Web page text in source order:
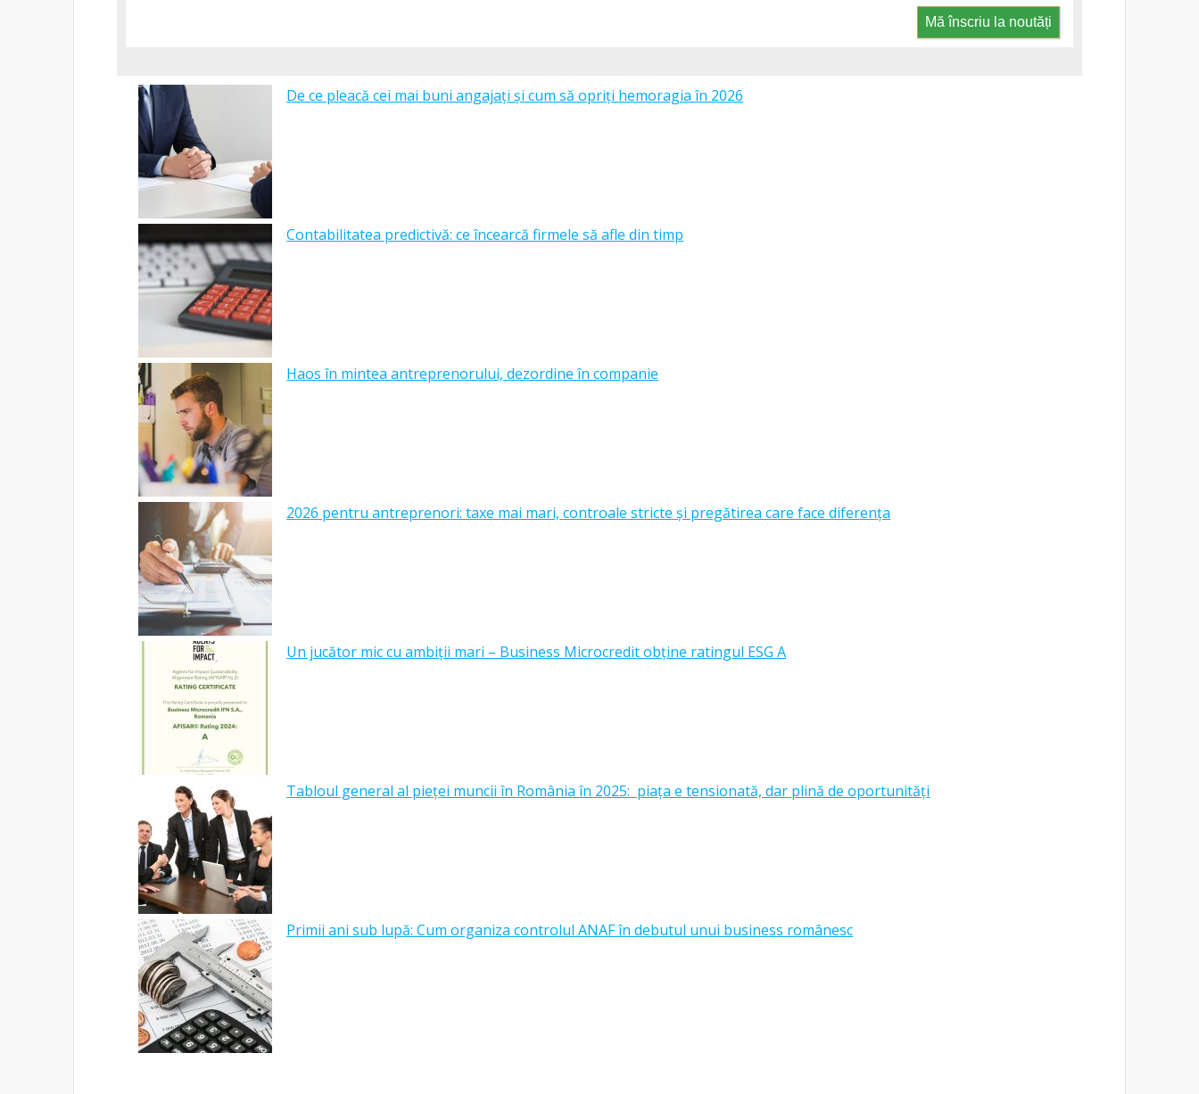
Mă înscriu la noutăți
De ce pleacă cei mai buni angajați și cum să opriți hemoragia în 2026
Contabilitatea predictivă: ce încearcă firmele să afle din timp
Haos în mintea antreprenorului, dezordine în companie
2026 pentru antreprenori: taxe mai mari, controale stricte și pregătirea care face diferența
Un jucător mic cu ambiții mari – Business Microcredit obține ratingul ESG A
Tabloul general al pieței muncii în România în 2025: piața e tensionată, dar plină de oportunități
Primii ani sub lupă: Cum organiza controlul ANAF în debutul unui business românesc